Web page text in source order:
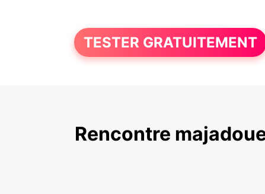
TESTER GRATUITEMENT
Rencontre